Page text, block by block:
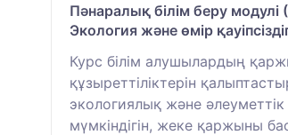
Пәнаралық білім беру
Экология және өмір
Курс білім алушылардың
құзыреттіліктерін
экологиялық және әлеуметтік
мүмкіндігін, жеке қаржыны